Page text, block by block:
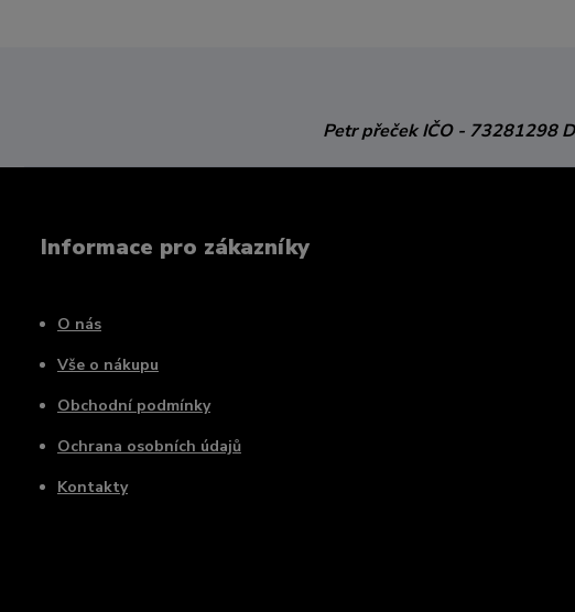
Petr přečekIČO - 73281298
Informace pro zákazníky
O nás
Vše o nákupu
Obchodní podmínky
Ochrana osobních údajů
Kontakty